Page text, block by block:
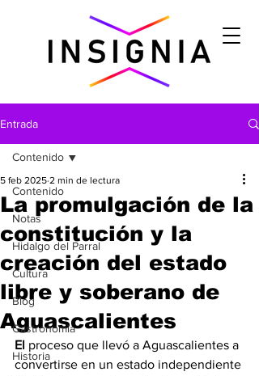
Entrada
Contenido
Notas
Hidalgo del Parral
Cultura
Blog
Gastronomìa
Historia
Contenido
La promulgación de la
constitución y la
creación del estado
libre y soberano de
Aguascalientes
5 feb 2025 2 min de lectura
El proceso que llevó a Aguascalientes a
convertirse en un estado independiente